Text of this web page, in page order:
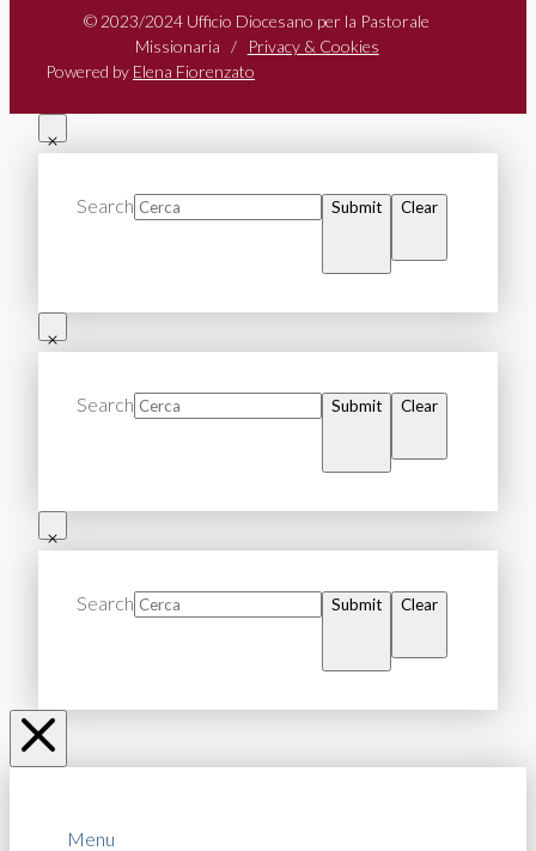
© 2023/2024 Ufficio Diocesano per la Pastorale
Missionaria /
Privacy & Cookies
Powered by Elena Fiorenzato
Search Submit Clear
Search Submit Clear
Search Submit Clear
Menu